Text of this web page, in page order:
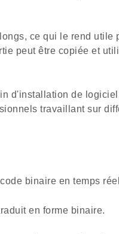
ce qui le rend utile
peut être copiée et
d'installation de
travaillant sur
binaire en temps
en forme binaire.